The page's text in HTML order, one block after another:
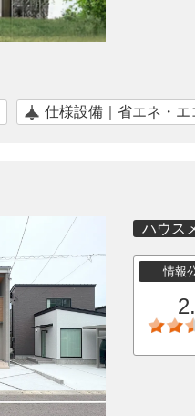
仕様設備｜省エネ・エ
ハウス
情報